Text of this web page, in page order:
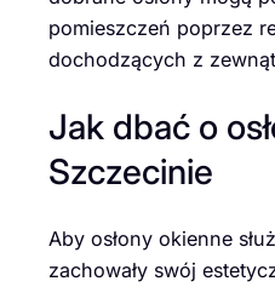
pomieszczeń poprzez
dochodzących z
Jak dbać o
Szczecinie
Aby osłony okienne
zachowały swój